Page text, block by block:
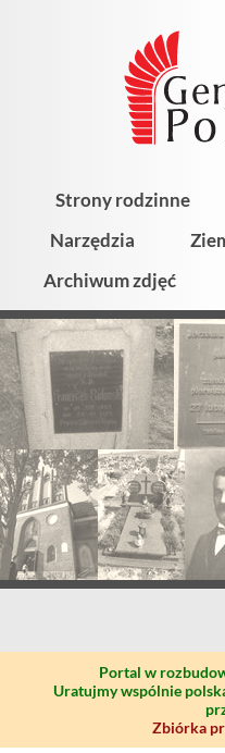
Strony rodzinne
Narzędzia
Archiwum zdjęć
Portal w
Uratujmy wspólnie
Zbiórka